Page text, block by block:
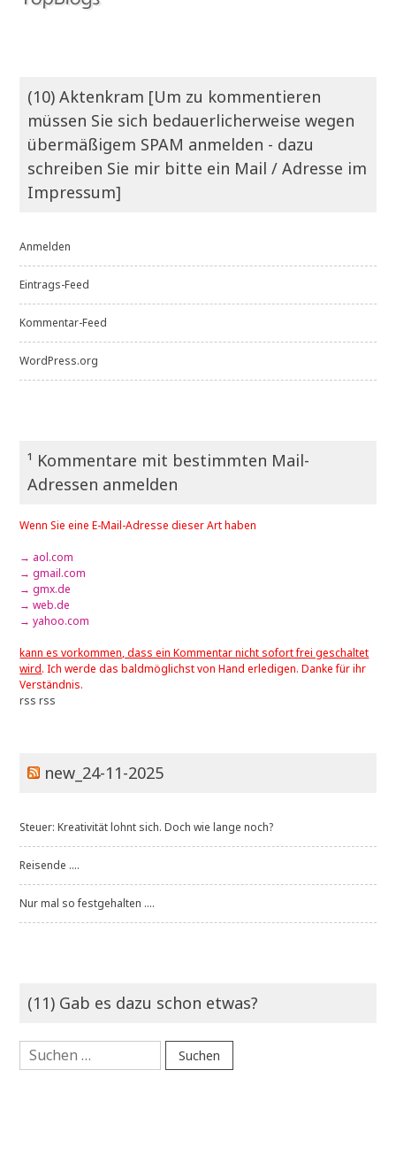
(10) Aktenkram [Um zu kommentieren
müssen Sie sich bedauerlicherweise wegen
übermäßigem SPAM anmelden - dazu
schreiben Sie mir bitte ein Mail / Adresse im
Impressum]
Anmelden
Eintrags-Feed
Kommentar-Feed
WordPress.org
¹ Kommentare mit bestimmten Mail-
Adressen anmelden
Wenn Sie eine E-Mail-Adresse dieser Art haben
→ aol.com
→ gmail.com
→ gmx.de
→ web.de
→ yahoo.com
kann es vorkommen, dass ein Kommentar nicht sofort frei geschaltet
wird. Ich werde das baldmöglichst von Hand erledigen. Danke für ihr
Verständnis.
rss rss
new_24-11-2025
Steuer: Kreativität lohnt sich. Doch wie lange noch?
Reisende ....
Nur mal so festgehalten ....
(11) Gab es dazu schon etwas?
Suchen
nach: